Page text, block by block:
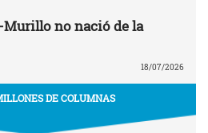
Murillo no nació de la
18/07/2026
DE COLUMNAS